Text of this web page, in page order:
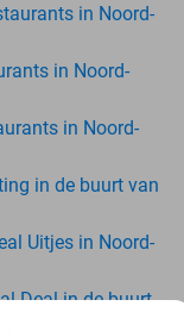
in Noord-
in Noord-
in Noord-
in de buurt van
Uitjes in Noord-
Deal in de buurt